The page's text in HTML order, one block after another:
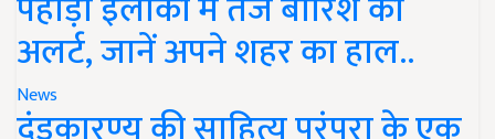
अलर्ट, जानें अपने शहर का हाल..
News